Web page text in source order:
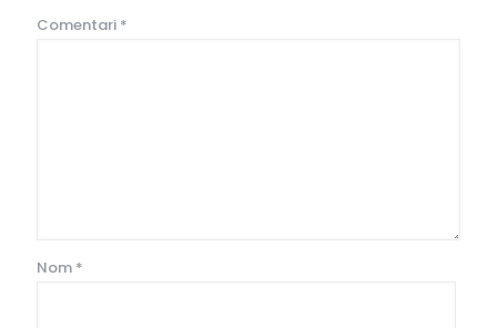
Comentari *
Nom *